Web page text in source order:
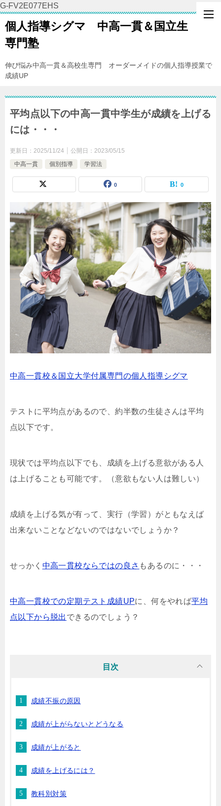
G-FV2E077EHS
個人指導シグマ 中高一貫＆国立生
専門塾
伸び悩み中高一貫＆高校生専門 オーダーメイドの個人指導授業で
成績UP
平均点以下の中高一貫中学生が成績を上げる
には・・・
更新日： 2025/11/24 公開日： 2023/05/15
中高一貫
個別指導 学習法
0 0
中高一貫校＆国立大学付属専門の個人指導シグマ
テストに平均点があるので、約半数の生徒さんは平均
点以下です。
現状では平均点以下でも、成績を上げる意欲がある人
は上げることも可能です。（意欲もない人は難しい）
成績を上げる気が有って、実行（学習）がともなえば
出来ないことなどないのではないでしょうか？
せっかく 中高一貫校ならではの良さ もあるのに・・・
中高一貫校での定期テスト成績UPに、何をやれば平均
点以下から脱出 できるのでしょう？
目次
成績不振の原因
成績が上がらないとどうなる
成績が上がると
成績を上げるには？
教科別対策